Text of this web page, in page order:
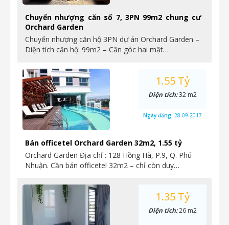
Chuyển nhượng căn số 7, 3PN 99m2 chung cư
Orchard Garden
Chuyển nhượng căn hộ 3PN dự án Orchard Garden –
Diện tích căn hộ: 99m2 – Căn góc hai mặt…
Bán officetel Orchard Garden 32m2, 1.55 tỷ
Orchard Garden Địa chỉ : 128 Hồng Hà, P.9, Q. Phú
Nhuận. Cần bán officetel 32m2 – chỉ còn duy…
1.55 Tỷ
Diện tích:32 m2
Ngày đăng: 28-09-2017
1.35 Tỷ
Diện tích:26 m2